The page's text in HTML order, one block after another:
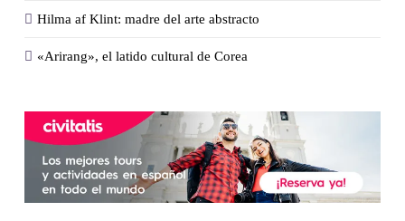
Hilma af Klint: madre del arte abstracto
«Arirang», el latido cultural de Corea